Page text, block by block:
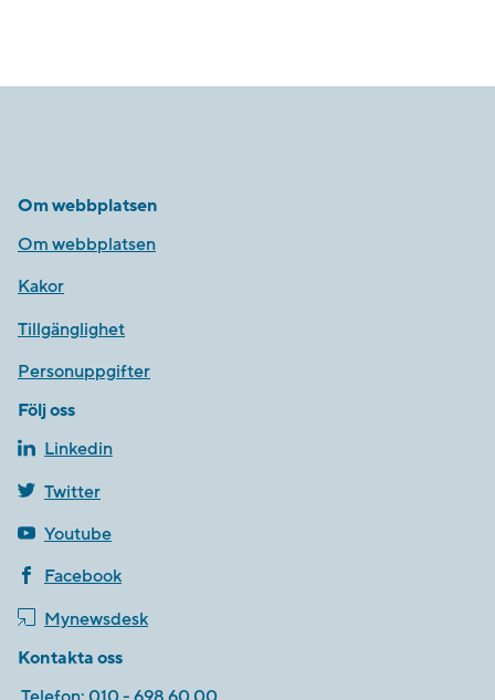
Om webbplatsen
Om webbplatsen
Kakor
Tillgänglighet
Personuppgifter
Följ oss
Linkedin
Twitter
Youtube
Facebook
Mynewsdesk
Kontakta oss